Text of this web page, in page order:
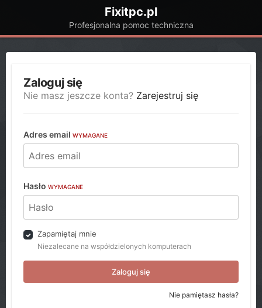
Fixitpc.pl
Profesjonalna pomoc techniczna
Zaloguj się
Nie masz jeszcze konta? Zarejestruj się
Adres email WYMAGANE
Hasło WYMAGANE
Zapamiętaj mnie
Niezalecane na współdzielonych komputerach
Zaloguj się
Nie pamiętasz hasła?